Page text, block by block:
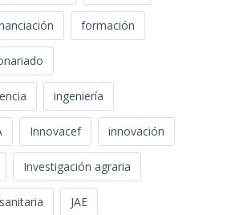
formación
ingeniería
Innovacef innovación
Investigación agraria
JAE